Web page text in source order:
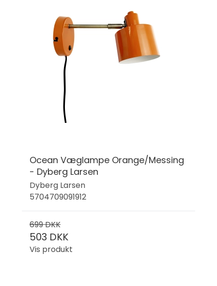
Ocean Væglampe Orange/Messing
- Dyberg Larsen
Dyberg Larsen
5704709091912
699 DKK
503 DKK
Vis produkt